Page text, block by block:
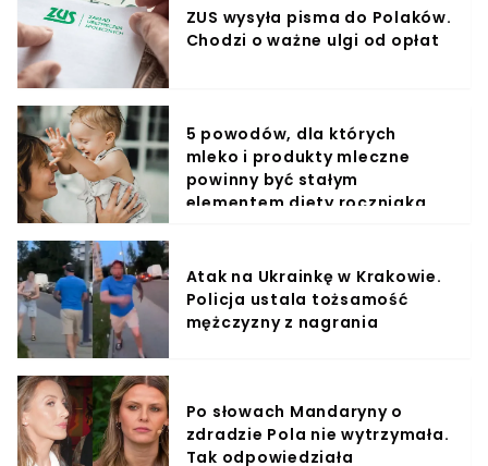
ZUS wysyła pisma do Polaków.
Chodzi o ważne ulgi od opłat
5 powodów, dla których
mleko i produkty mleczne
powinny być stałym
elementem diety roczniaka
Atak na Ukrainkę w Krakowie.
Policja ustala tożsamość
mężczyzny z nagrania
Po słowach Mandaryny o
zdradzie Pola nie wytrzymała.
Tak odpowiedziała